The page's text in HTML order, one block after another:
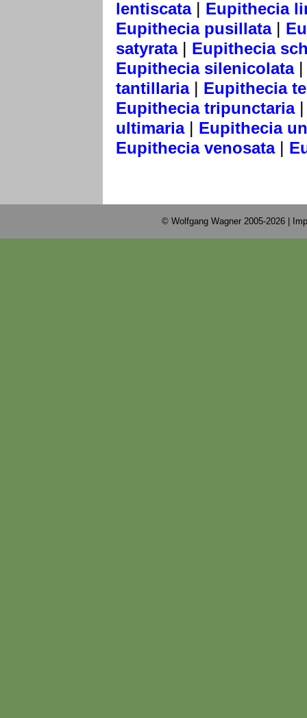
lentiscata| Eupithecia
Eupithecia pusillata|
satyrata| Eupithecia
Eupithecia silenicolata
tantillaria| Eupithecia
Eupithecia tripunctaria
ultimaria| Eupithecia
Eupithecia venosata|
© Wolfgang Wagner 2005-2026 |